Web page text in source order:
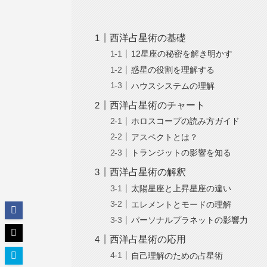
西洋占星術の基礎
12星座の秘密を解き明かす
惑星の役割を理解する
ハウスシステムの理解
西洋占星術のチャート
ホロスコープの読み方ガイド
アスペクトとは？
トランジットの影響を知る
西洋占星術の解釈
太陽星座と上昇星座の違い
エレメントとモードの理解
パーソナルプラネットの影響力
西洋占星術の応用
自己理解のための占星術